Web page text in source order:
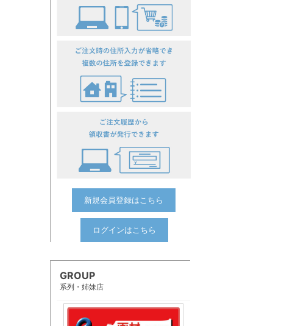
新規会員登録はこちら
ログインはこちら
GROUP
系列・姉妹店